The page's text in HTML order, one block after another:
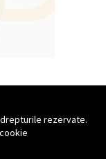
drepturile rezervate.